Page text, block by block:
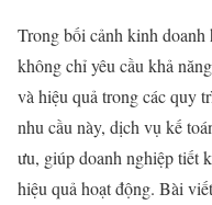
Trong bối cảnh kinh
không chỉ yêu cầu khả
và hiệu quả trong các quy
nhu cầu này, dịch vụ kế
ưu, giúp doanh nghiệp tiết
hiệu quả hoạt động. Bài